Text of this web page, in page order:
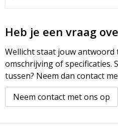
Heb je een vraag
Wellicht staat jouw antwoord
omschrijving of specificaties.
tussen? Neem dan contact
Neem contact met ons op